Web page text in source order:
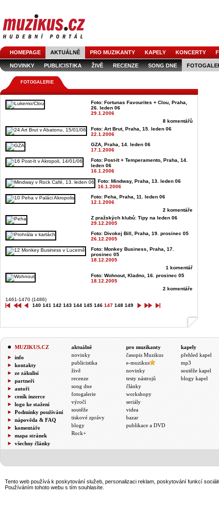
HOMEPAGE AKTUÁLNĚ PRO MUZIKANTY KAPELY KONCERTY
NOVINKY PUBLICISTIKA ŽIVĚ RECENZE SONG DNE
FOTOGALERIE
Foto: Fortunas Favourites + Clou, Praha,
26. leden 06
29.1.2006
8 komentářů
Foto: Art Brut, Praha, 15. leden 06
22.1.2006
GZA, Praha, 14. leden 06
17.1.2006
Foto: Post-It + Temperamento, Praha, 14.
leden 06
16.1.2006
Foto: Mindway, Praha, 13. leden 06
16.1.2006
Foto: Peha, Praha, 11. leden 06
12.1.2006
2 komentáře
Z pražských klubů: Tipy na leden 06
29.12.2005
Foto: Divokej Bill, Praha, 19. prosinec 05
26.12.2005
Foto: Monkey Business, Praha, 17.
prosinec 05
18.12.2005
1 komentář
Foto: Wohnout, Kladno, 16. prosinec 05
18.12.2005
2 komentáře
1461-1470 (1486)
140 141 142 143 144 145 146 147 148 149
MUZIKUS.CZ
info
kontakty
ze zákulisí
partneři
autoři
ceník inzerce
logo ke stažení
Podmínky používání
nápověda & FAQ
komentáře
mapa stránek
všechny články
aktuálně
novinky
publicistika
živě
recenze
song dne
fotogalerie
výročí
soutěže
tiskové zprávy
blogy
Rock+
pro muzikanty
časopis Muzikus
e-muzikus
novinky
testy nástrojů
články
workshopy
seriály
videa
bazar
publikace a DVD
kapely
přehled kapel
mp3
soutěže kapel
blogy kapel
Tento web používá k poskytování služeb, personalizaci reklam, poskytování funkcí
Používáním tohoto webu s tím souhlasíte.